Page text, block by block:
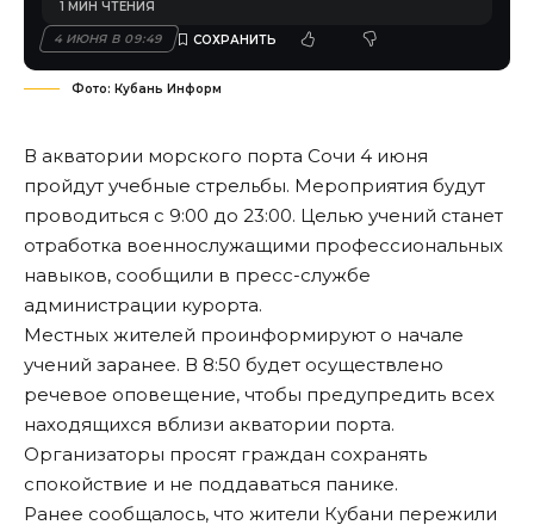
4 ИЮНЯ В 09:49
1 МИН ЧТЕНИЯ
Фото: Кубань Информ
В акватории морского порта Сочи 4 июня
пройдут учебные стрельбы. Мероприятия будут
проводиться с 9:00 до 23:00. Целью учений станет
отработка военнослужащими профессиональных
навыков, сообщили в пресс-службе
администрации курорта.
Местных жителей проинформируют о начале
учений заранее. В 8:50 будет осуществлено
речевое оповещение, чтобы предупредить всех
находящихся вблизи акватории порта.
Организаторы просят граждан сохранять
спокойствие и не поддаваться панике.
Ранее сообщалось, что жители Кубани пережили